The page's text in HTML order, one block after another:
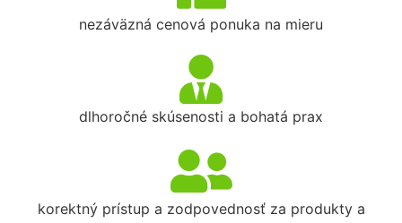
nezáväzná cenová ponuka na mieru
dlhoročné skúsenosti a bohatá prax
korektný prístup a zodpovednosť za produkty a